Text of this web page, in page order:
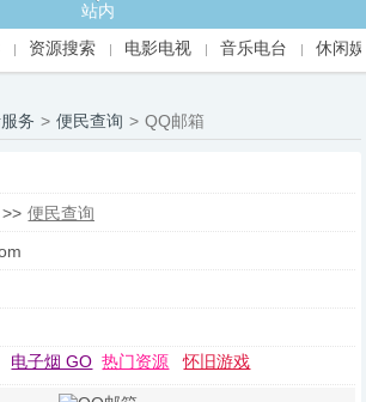
站内
资源搜索 电影电视 音乐电台 休闲
务 > 便民查询 > QQ邮箱
>> 便民查询
电子烟 GO 热门资源 怀旧游戏